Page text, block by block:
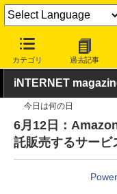
カテゴリ 過去記事
INTERNET Watch サー
iNTERNET
今日は何の日
6月12日：
託販売するサービ